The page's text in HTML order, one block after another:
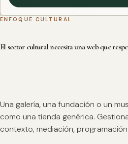
ENFOQUE CULTURAL
El sector cultural necesita una web que
Una galería, una fundación o un
como una tienda genérica.
contexto, mediación,